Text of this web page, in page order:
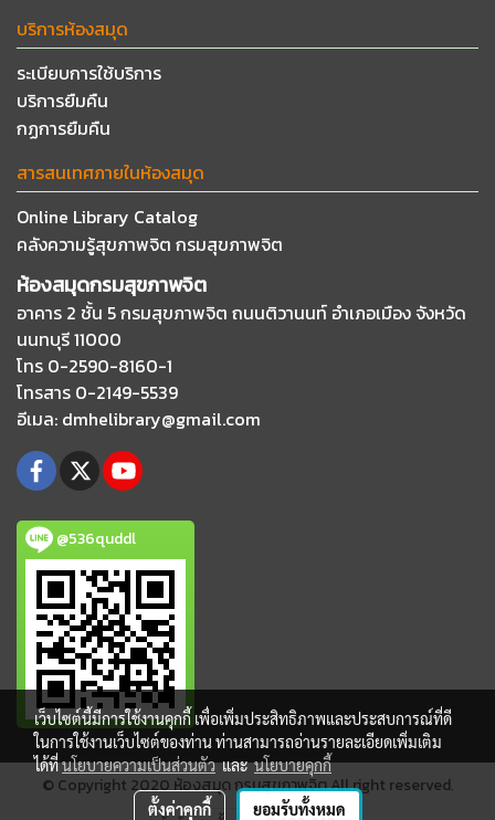
บริการห้องสมุด
ระเบียบการใช้บริการ
บริการยืมคืน
กฏการยืมคืน
สารสนเทศภายในห้องสมุด
Online Library Catalog
คลังความรู้สุขภาพจิต กรมสุขภาพจิต
ห้องสมุดกรมสุขภาพจิต
อาคาร 2 ชั้น 5 กรมสุขภาพจิต ถนนติวานนท์ อำเภอเมือง จังหวัด
นนทบุรี 11000
โทร 0-2590-8160-1
โทรสาร 0-2149-5539
อีเมล: dmhelibrary@gmail.com
@536quddl
© Copyright 2020 ห้องสมุด กรมสุขภาพจิต All right reserved.
เว็บไซต์นี้มีการใช้งานคุกกี้ เพื่อเพิ่มประสิทธิภาพและประสบการณ์ที่ดี
ในการใช้งานเว็บไซต์ของท่าน ท่านสามารถอ่านรายละเอียดเพิ่มเติม
ได้ที่นโยบายความเป็นส่วนตัวและนโยบายคุกกี้
ตั้งค่าคุกกี้ ยอมรับทั้งหมด